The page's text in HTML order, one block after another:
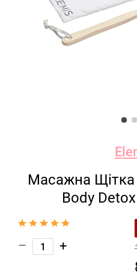
Масажна Щітка
Body
– +